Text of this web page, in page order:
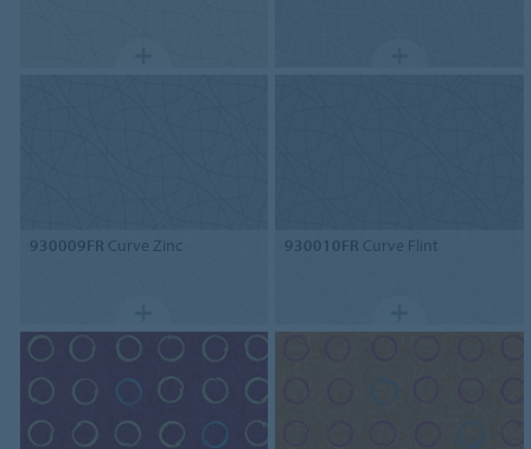
930009FR Curve Zinc 930010FR Curve Flint